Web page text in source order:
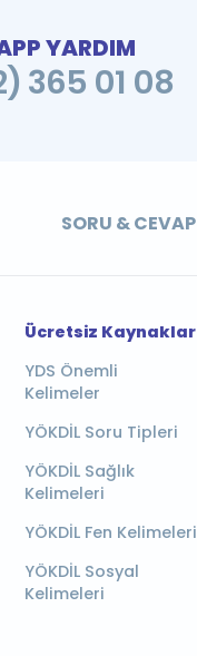
YARDIM
365 01 08
SORU & CEVAP
Ücretsiz Kaynaklar
YDS Önemli
Kelimeler
YÖKDİL Soru Tipleri
YÖKDİL Sağlık
Kelimeleri
YÖKDİL Fen Kelimeleri
YÖKDİL Sosyal
Kelimeleri